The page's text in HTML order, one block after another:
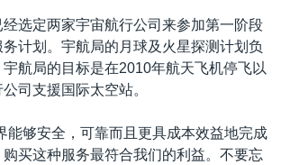
选定两家宇宙航行公司来参加第一阶段
计划。宇航局的月球及火星探测计划负
航局的目标是在2010年航天飞机停飞以
司支援国际太空站。
能够安全，可靠而且更具成本效益地完成
买这种服务最符合我们的利益。不要忘